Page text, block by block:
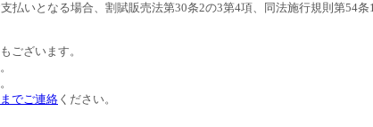
払いとなる場合、割賦販売法第30条2の3第4項、同法施行規則第54
ございます。
でご連絡 ください。